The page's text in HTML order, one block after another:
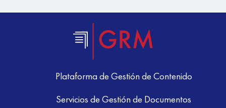
Plataforma de Gestión de Contenido
Servicios de Gestión de Documentos